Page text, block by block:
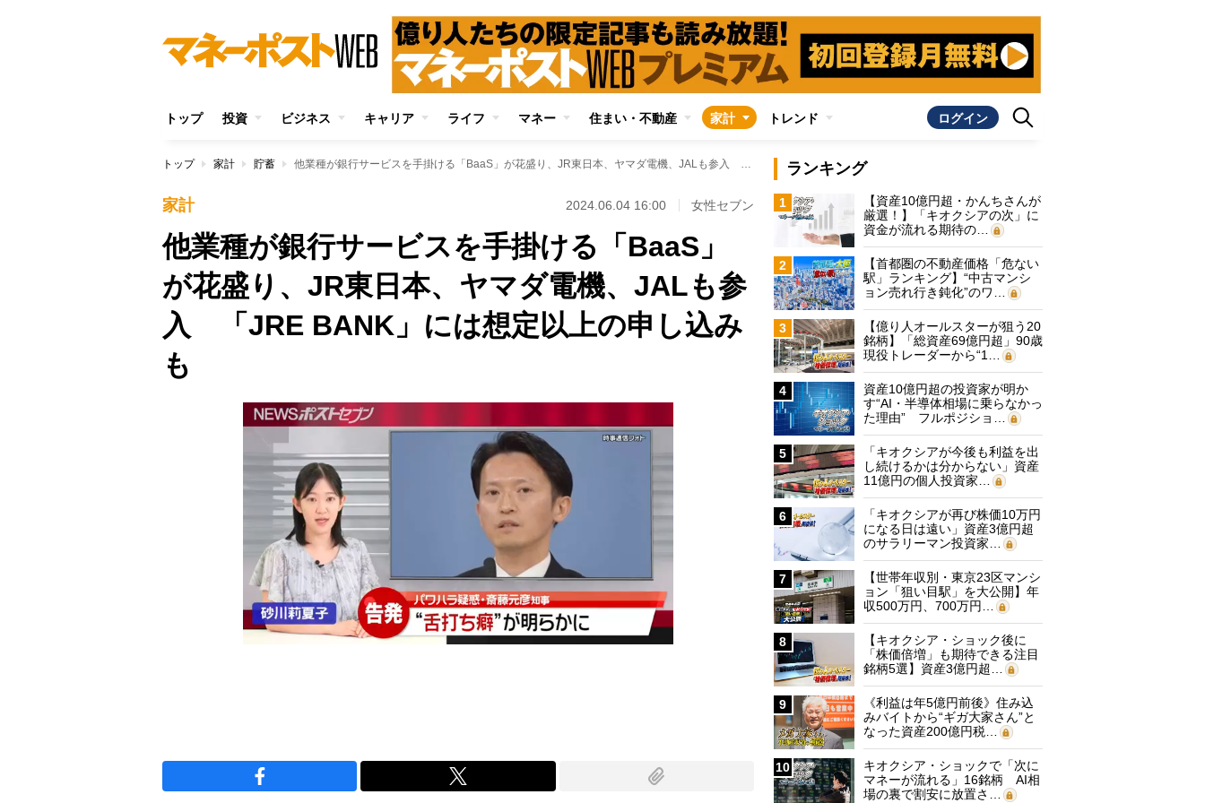
トップ 投資 ビジネス キャリア ライフ マネー 住まい・不動産 家計 トレンド ログイン
トップ 家計 貯蓄 他業種が銀行サービスを手掛ける「BaaS」が花盛り、JR東日本、ヤマダ電機、JALも参入 「JRE BANK」には想定以上の申し込みも
家計 2024.06.04 16:00 女性セブン
他業種が銀行サービスを手掛ける「BaaS」
が花盛り、JR東日本、ヤマダ電機、JALも参
入 「JRE BANK」には想定以上の申し込み
も
ランキング
1
【資産10億円超・かんちさんが
厳選！】「キオクシアの次」に
資金が流れる期待の…
2
【首都圏の不動産価格「危ない
駅」ランキング】“中古マンシ
ョン売れ行き鈍化”のワ…
3
【億り人オールスターが狙う20
銘柄】「総資産69億円超」90歳
現役トレーダーから“1…
4
資産10億円超の投資家が明か
す“AI・半導体相場に乗らなかっ
た理由” フルポジショ…
5
「キオクシアが今後も利益を出
し続けるかは分からない」資産
11億円の個人投資家…
6
「キオクシアが再び株価10万円
になる日は遠い」資産3億円超
のサラリーマン投資家…
7
【世帯年収別・東京23区マンシ
ョン「狙い目駅」を大公開】年
収500万円、700万円…
8
【キオクシア・ショック後に
「株価倍増」も期待できる注目
銘柄5選】資産3億円超…
9
《利益は年5億円前後》住み込
みバイトから“ギガ大家さん”と
なった資産200億円税…
10
キオクシア・ショックで「次に
マネーが流れる」16銘柄 AI相
場の裏で割安に放置さ…